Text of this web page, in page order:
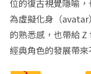
位的復古視覺隱喻，
為虛擬化身（avatar
的熟悉感，也帶給
經典角色的發展帶來